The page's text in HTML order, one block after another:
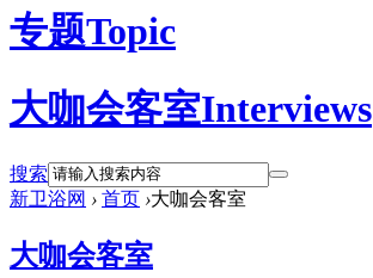
专题Topic
大咖会客室Interviews
搜索
新卫浴网 › 首页 ›大咖会客室
大咖会客室